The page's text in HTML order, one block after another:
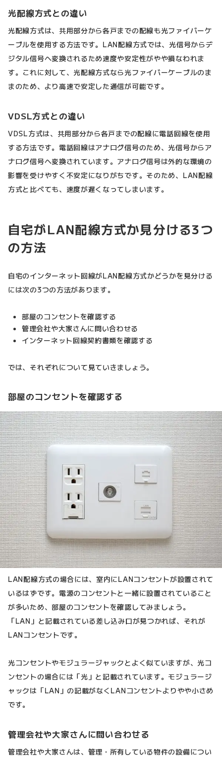
光配線方式との違い
光配線方式は、共用部分から各戸までの配線も光ファイバーケ
ーブルを使用する方法です。LAN配線方式では、光信号からデ
ジタル信号へ変換されるため速度や安定性がやや損なわれま
す。これに対して、光配線方式なら光ファイバーケーブルのま
まのため、より高速で安定した通信が可能です。
VDSL方式との違い
VDSL方式は、共用部分から各戸までの配線に電話回線を使用
する方法です。電話回線はアナログ信号のため、光信号からア
ナログ信号へ変換されています。アナログ信号は外的な環境の
影響を受けやすく不安定になりがちです。そのため、LAN配線
方式と比べても、速度が遅くなってしまいます。
自宅がLAN配線方式か見分ける3つ
の方法
自宅のインターネット回線がLAN配線方式かどうかを見分ける
には次の3つの方法があります。
部屋のコンセントを確認する
管理会社や大家さんに問い合わせる
インターネット回線契約書類を確認する
では、それぞれについて見ていきましょう。
部屋のコンセントを確認する
LAN配線方式の場合には、室内にLANコンセントが設置されて
いるはずです。電源のコンセントと一緒に設置されていること
が多いため、部屋のコンセントを確認してみましょう。
「LAN」と記載されている差し込み口が見つかれば、それが
LANコンセントです。
光コンセントやモジュラージャックとよく似ていますが、光コ
ンセントの場合には「光」と記載されています。モジュラージ
ャックは「LAN」の記載がなくLANコンセントよりやや小さめ
です。
管理会社や大家さんに問い合わせる
管理会社や大家さんは、管理・所有している物件の設備につい